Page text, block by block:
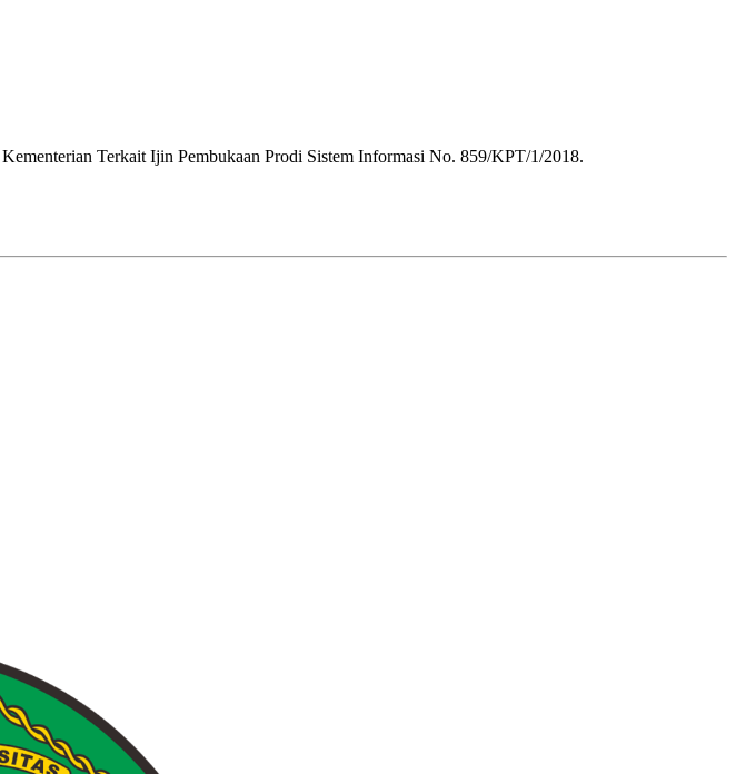
Terkait Ijin Pembukaan Prodi Sistem Informasi No. 859/KPT/1/2018.